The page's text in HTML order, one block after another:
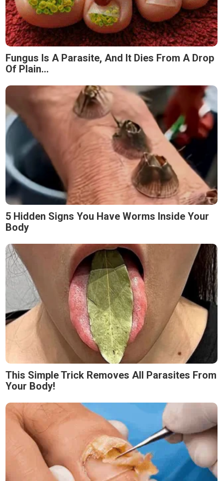
Fungus Is A Parasite, And It Dies From A Drop
Of Plain...
5 Hidden Signs You Have Worms Inside Your
Body
This Simple Trick Removes All Parasites From
Your Body!